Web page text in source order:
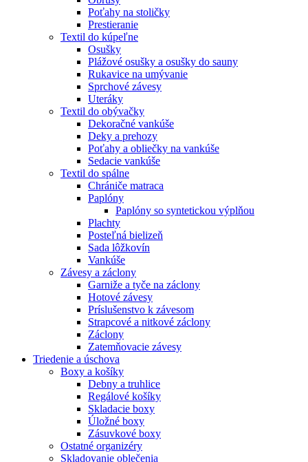
Poťahy na stoličky
Prestieranie
Textil do kúpeľne
Osušky
Plážové osušky a osušky do sauny
Rukavice na umývanie
Sprchové závesy
Uteráky
Textil do obývačky
Dekoračné vankúše
Deky a prehozy
Poťahy a obliečky na vankúše
Sedacie vankúše
Textil do spálne
Chrániče matraca
Paplóny
Paplóny so syntetickou výplňou
Plachty
Posteľná bielizeň
Sada lôžkovín
Vankúše
Závesy a záclony
Garniže a tyče na záclony
Hotové závesy
Príslušenstvo k závesom
Strapcové a nitkové záclony
Záclony
Zatemňovacie závesy
Triedenie a úschova
Boxy a košíky
Debny a truhlice
Regálové košíky
Skladacie boxy
Úložné boxy
Zásuvkové boxy
Ostatné organizéry
Skladovanie oblečenia